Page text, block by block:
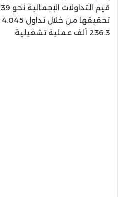
236.3 ألف عملية تشغيلية.